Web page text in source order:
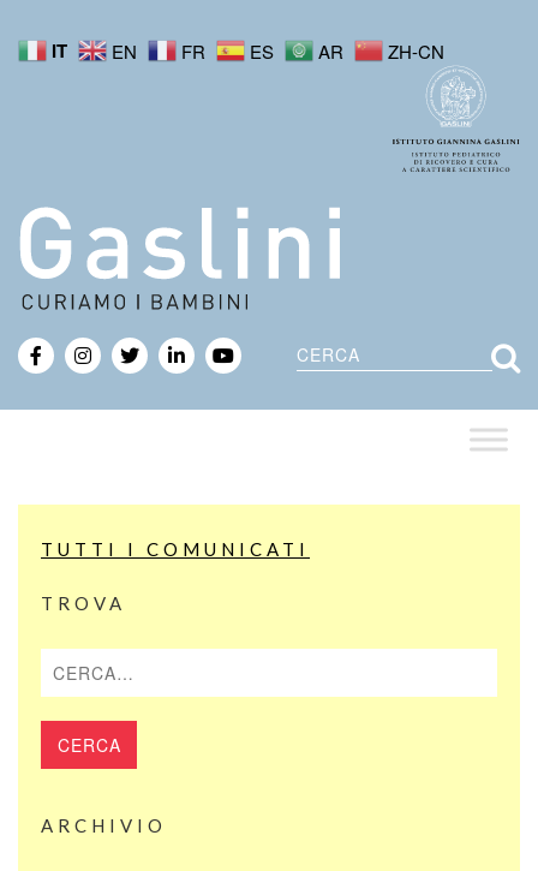
IT EN FR ES AR ZH-CN
Cerca
TUTTI I COMUNICATI
TROVA
ARCHIVIO